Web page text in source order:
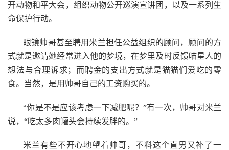
开动物和平大会，组织动物公开巡演宣讲团，以及一系列生
命保护行动。
眼镜帅哥甚至聘用米兰担任公益组织的顾问，顾问的方
式就是邀请她经常进入他的梦境，在梦里及时反馈喵星人的
想法与合理诉求；而聘金的支出方式就是猫猫们爱吃的零
食。当然，是用帅哥自己的工资购买的。
“你是不是应该考虑一下减肥呢？”有一次，帅哥对米兰
说，“吃太多肉罐头会持续发胖的。”
米兰有些不开心地望着帅哥，不料这个直男又补了一